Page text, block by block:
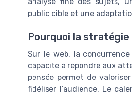
public cible et une
Pourquoi la
Sur le web, la
capacité à répondre aux
pensée permet de
fidéliser l’audience. Le